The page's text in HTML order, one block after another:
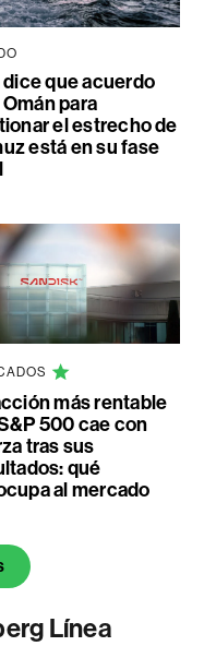
dice que acuerdo
para
el estrecho de
está en su fase
más rentable
500 cae con
tras sus
qué
al mercado
Línea